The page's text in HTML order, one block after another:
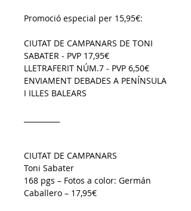
Promoció especial per 15,95€:
CIUTAT DE CAMPANARS DE TONI
SABATER - PVP 17,95€
LLETRAFERIT NÚM.7 - PVP 6,50€
ENVIAMENT DEBADES A PENÍNSULA
I ILLES BALEARS
CIUTAT DE CAMPANARS
Toni Sabater
168 pgs – Fotos a color: Germán
Caballero – 17,95€